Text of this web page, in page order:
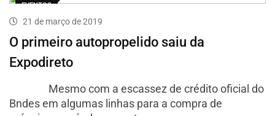
EVENTOS
21 de março de 2019
O primeiro autopropelido saiu da
Expodireto
Mesmo com a escassez de crédito oficial do
Bndes em algumas linhas para a compra de